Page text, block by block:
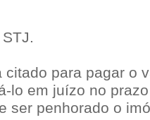
citado para pagar o
lo em juízo no
ser penhorado o